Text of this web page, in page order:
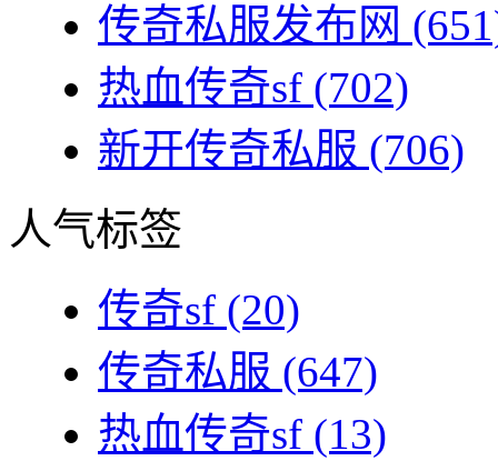
传奇私服发布网
热血传奇sf (702)
新开传奇私服 (706)
人气标签
传奇sf (20)
传奇私服 (647)
热血传奇sf (13)